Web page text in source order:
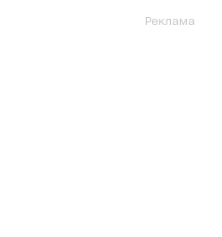
Реклама